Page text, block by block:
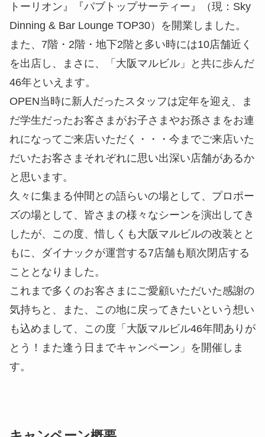
トーリオン』『パブトップサーティー』（現：Sky
Dinning & Bar Lounge TOP30）を開業しました。
また、7階・2階・地下2階と多い時には10店舗近く
を出店し、まさに、「大阪マルビル」と共に歩んだ
46年といえます。
OPEN当時に新人だったスタッフは定年を迎え、ま
だ学生だったお客さまがお子さまやお孫さまをお連
れになってご来店いただく・・・今までご来店いた
だいたお客さまそれぞれに思い出深い店舗があるか
と思います。
久々に集まる仲間との語らいの場として、プロポー
ズの場として、皆さまの様々なシーンを演出してき
したが、この度、惜しくも大阪マルビルの改装とと
もに、ダイナックが運営する7店舗も順次閉店する
こととなりました。
これまで多くのお客さまにご愛顧いただいた感謝の
気持ちと、また、この地に戻ってきたいという想い
も込めまして、この度「大阪マルビル46年間ありが
とう！また逢う日までキャンペーン」を開催しま
す。